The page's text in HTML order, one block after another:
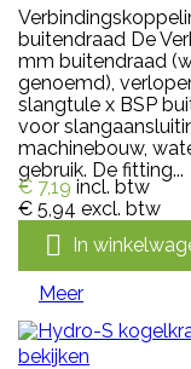
buitendraad De
mm buitendraad
genoemd),
slangtule x BSP
voor
machinebouw,
gebruik. De fitting...
€ 7,19 incl. btw
€ 5,94 excl. btw
 In
Meer
bekijken